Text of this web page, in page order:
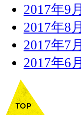
2017年9月
2017年8月
2017年7月
2017年6月